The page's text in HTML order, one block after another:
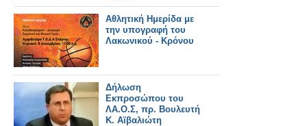
Αθλητική Ημερίδα με
την υπογραφή του
Λακωνικού - Κρόνου
Δήλωση
Εκπροσώπου του
ΛΑ.Ο.Σ, πρ. Βουλευτή
Κ. Αϊβαλιώτη